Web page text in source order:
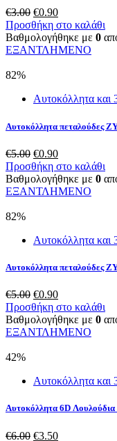
€3.00 Original
price
was:
€3.00.
€0.90Η
τρέχουσα
τιμή
είναι:
Προσθήκη στο καλάθι
Βαθμολογήθηκε με 0
ΕΞΑΝΤΛΗΜΕΝΟ
82%
Αυτοκόλλητα και
Αυτοκόλλητα πεταλούδες
€5.00 Original
price
was:
€5.00.
€0.90Η
τρέχουσα
τιμή
είναι:
Προσθήκη στο καλάθι
Βαθμολογήθηκε με 0
ΕΞΑΝΤΛΗΜΕΝΟ
82%
Αυτοκόλλητα και
Αυτοκόλλητα πεταλούδες
€5.00 Original
price
was:
€5.00.
€0.90Η
τρέχουσα
τιμή
είναι:
Προσθήκη στο καλάθι
Βαθμολογήθηκε με 0
ΕΞΑΝΤΛΗΜΕΝΟ
42%
Αυτοκόλλητα και
Αυτοκόλλητα 6D
€6.00 Original
€3.50Η